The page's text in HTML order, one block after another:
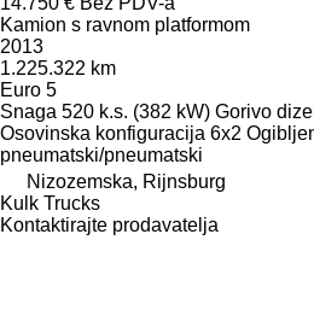
Kamion s ravnom platformom
2013
1.225.322 km
Euro 5
Snaga 520 k.s. (382 kW) Gorivo dizel
Osovinska konfiguracija 6x2
pneumatski/pneumatski
Nizozemska, Rijnsburg
Kulk Trucks
Kontaktirajte prodavatelja